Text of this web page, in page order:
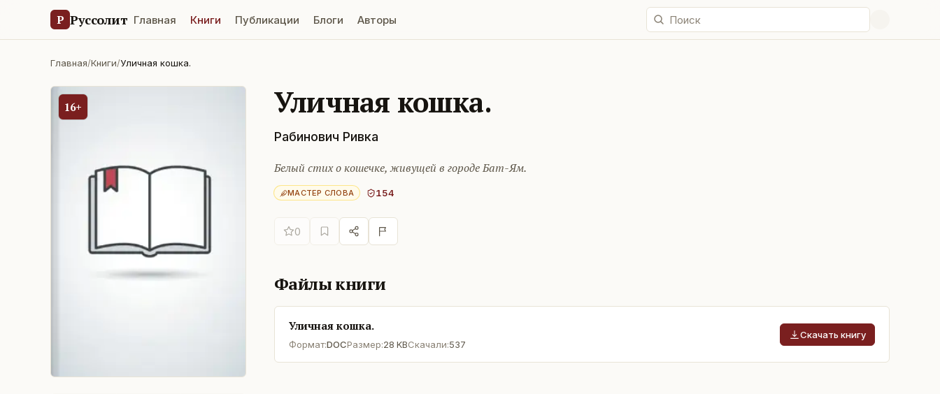
Р Руссолит Главная Книги Публикации Блоги Авторы
Главная/Книги/Уличная кошка.
16+ Уличная кошка.
Рабинович Ривка
Белый стих о кошечке, живущей в городе Бат-Ям.
МАСТЕР СЛОВА 154
0
Файлы книги
Уличная кошка.
Формат:DOCРазмер:28 KBСкачали:537
Скачать книгу